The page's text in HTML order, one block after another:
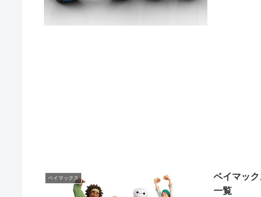
ベイマックス
ベイマッ
一覧